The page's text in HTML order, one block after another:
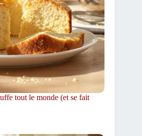
tout le monde (et se fait